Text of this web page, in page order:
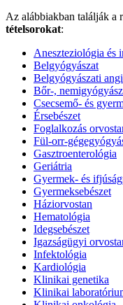
Az alábbiakban találják a
tételsorokat:
Aneszteziológia és
Belgyógyászat
Belgyógyászati
Bőr-,
Csecsemő- és
Érsebészet
Foglalkozás
Fül-orr-
Gasztroenterológia
Geriátria
Gyermek- és
Gyermeksebészet
Háziorvostan
Hematológia
Idegsebészet
Igazságügyi
Infektológia
Kardiológia
Klinikai genetika
Klinikai